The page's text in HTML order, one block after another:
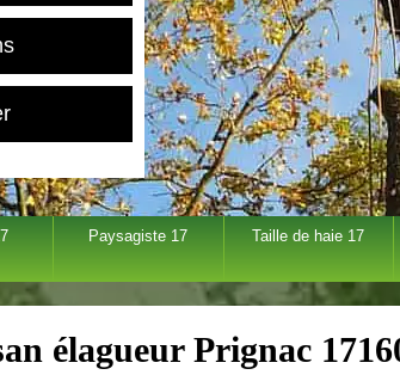
Paysagiste 17 Taille de haie 17
élagueur Prignac